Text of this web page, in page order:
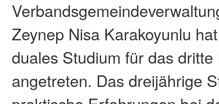
Zeynep Nisa Karakoyunlu
duales Studium für das
angetreten. Das dreijährige